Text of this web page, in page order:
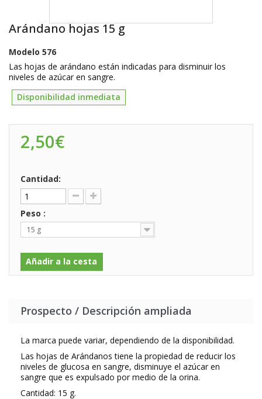
Arándano hojas 15 g
Modelo 576
Las hojas de arándano están indicadas para disminuir los
niveles de azúcar en sangre.
Disponibilidad inmediata
2,50€
Cantidad:
Peso :
15 g
Añadir a la cesta
Prospecto / Descripción ampliada
La marca puede variar, dependiendo de la disponibilidad.
Las hojas de Arándanos tiene la propiedad de reducir los
niveles de glucosa en sangre, disminuye el azúcar en
sangre que es expulsado por medio de la orina.
Cantidad: 15 g.